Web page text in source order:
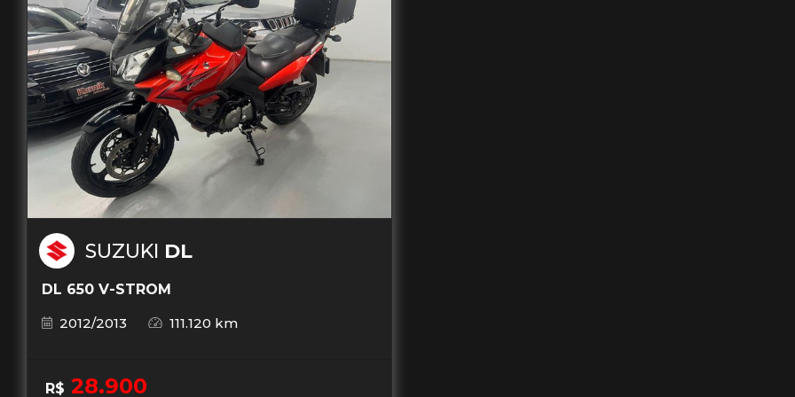
SUZUKI DL
DL 650 V-STROM
2012/2013
111.120 km
R$ 28.900